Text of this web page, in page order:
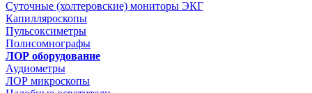
Суточные (холтеровские) мониторы ЭКГ
Капилляроскопы
Пульсоксиметры
Полисомнографы
ЛОР оборудование
Аудиометры
ЛОР микроскопы